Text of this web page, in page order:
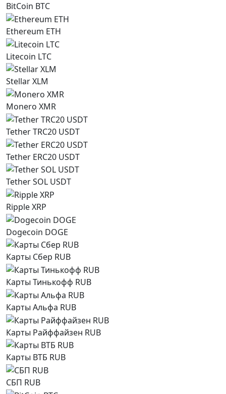
BitCoin BTC
Ethereum ETH
Litecoin LTC
Stellar XLM
Monero XMR
Tether TRC20 USDT
Tether ERC20 USDT
Tether SOL USDT
Ripple XRP
Dogecoin DOGE
Карты Сбер RUB
Карты Тинькофф RUB
Карты Альфа RUB
Карты Райффайзен RUB
Карты ВТБ RUB
СБП RUB